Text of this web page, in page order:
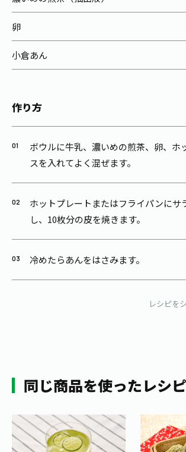
卵
小倉あん
作り方
ボウルに牛乳、濃いめの煎茶、卵、ホ
スを入れてよく混ぜます。
ホットプレートまたはフライパンにサ
し、10枚分の皮を焼きます。
冷めたらあんをはさみます。
レシピを
同じ商品を使ったレシピ